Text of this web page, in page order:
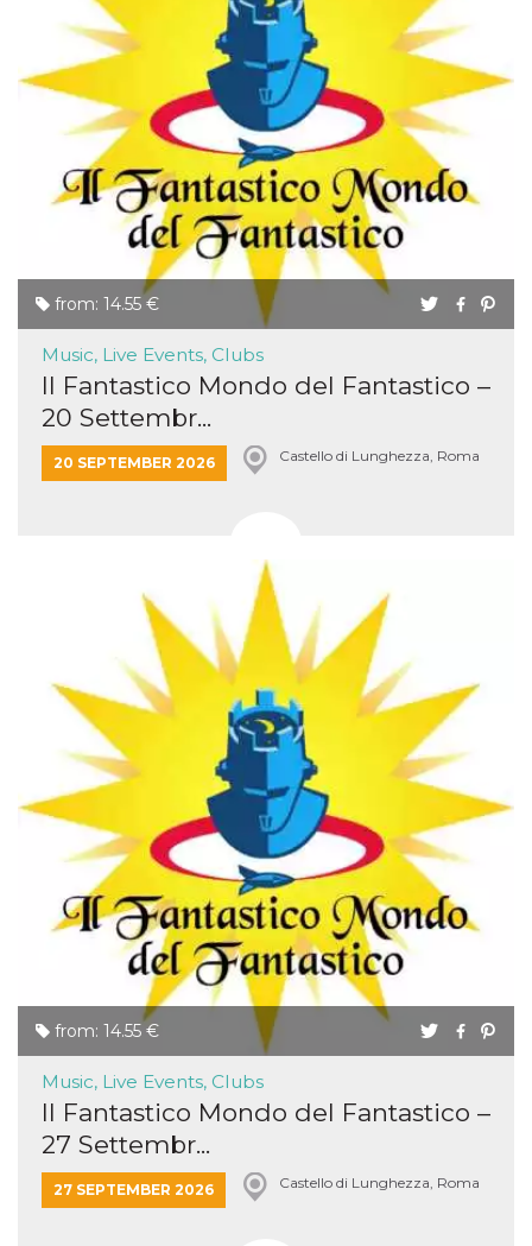
from: 14.55 €
Music, Live Events, Clubs
Il Fantastico Mondo del Fantastico –
20 Settembr...
20 SEPTEMBER 2026 Castello di Lunghezza, Roma
from: 14.55 €
Music, Live Events, Clubs
Il Fantastico Mondo del Fantastico –
27 Settembr...
27 SEPTEMBER 2026 Castello di Lunghezza, Roma